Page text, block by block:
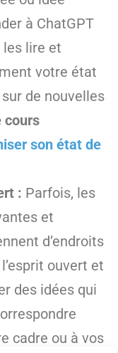
à ChatGPT
les lire et
votre état
sur de nouvelles
cours
son état de
: Parfois, les
et
d’endroits
ouvert et
des idées qui
cadre ou à vos